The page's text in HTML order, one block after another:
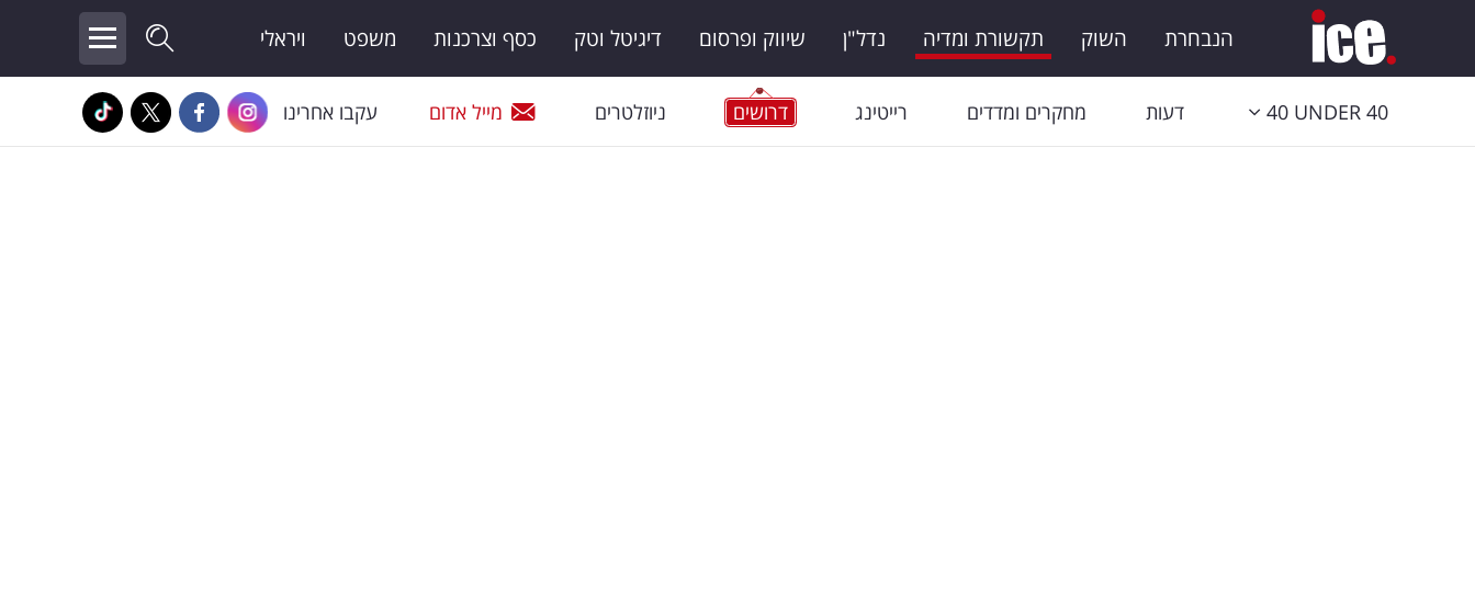
הנבחרת השוק תקשורת ומדיה נדל"ן שיווק ופרסום דיגיטל וטק כסף וצרכנות משפט ויראלי
40 UNDER 40 דעות מחקרים ומדדים רייטינג דרושים ניוזלטרים מייל אדום עקבו אחרינו